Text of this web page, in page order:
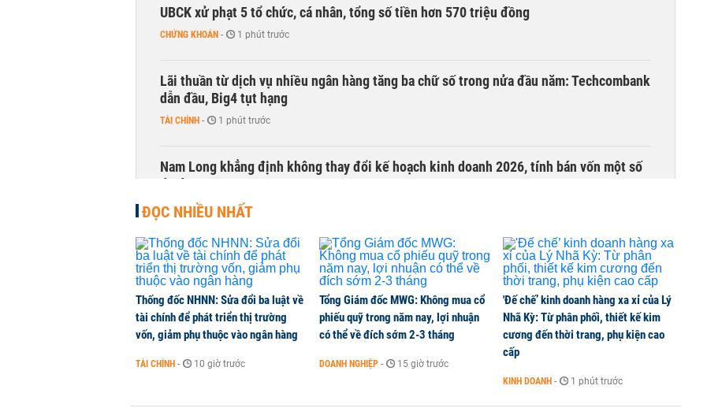
UBCK xử phạt 5 tổ chức, cá nhân, tổng số tiền hơn 570 triệu đồng
CHỨNG KHOÁN - 1 phút trước
Lãi thuần từ dịch vụ nhiều ngân hàng tăng ba chữ số trong nửa đầu năm: Techcombank
dẫn đầu, Big4 tụt hạng
TÀI CHÍNH - 1 phút trước
Nam Long khẳng định không thay đổi kế hoạch kinh doanh 2026, tính bán vốn một số
dự án
NHÀ ĐẤT - 1 phút trước
Sacombank thay đổi địa điểm trụ sở phòng giao dịch Đội Cấn
CHUYỂN ĐỘNG THỊ TRƯỜNG - 1 phút trước
Doanh nghiệp rút tiền mặt đến 300 triệu/ngày dễ dàng qua quét mã QR trên ứng dụng
TPBank Biz
TÀI CHÍNH - 1 phút trước
ĐỌC NHIỀU NHẤT
Thống đốc NHNN: Sửa đổi ba luật về
tài chính để phát triển thị trường
vốn, giảm phụ thuộc vào ngân hàng
TÀI CHÍNH - 10 giờ trước
Tổng Giám đốc MWG: Không mua cổ
phiếu quỹ trong năm nay, lợi nhuận
có thể về đích sớm 2-3 tháng
DOANH NGHIỆP - 15 giờ trước
'Đế chế’ kinh doanh hàng xa xỉ của Lý
Nhã Kỳ: Từ phân phối, thiết kế kim
cương đến thời trang, phụ kiện cao
cấp
KINH DOANH - 1 phút trước